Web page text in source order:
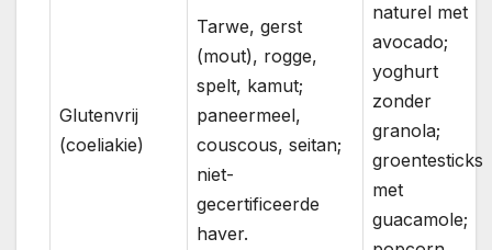
Glutenvrij
(coeliakie)
Tarwe, gerst
(mout), rogge,
spelt, kamut;
paneermeel,
couscous, seitan;
niet-
gecertificeerde
haver.
naturel met
avocado;
yoghurt
zonder
granola;
groentesticks
met
guacamole;